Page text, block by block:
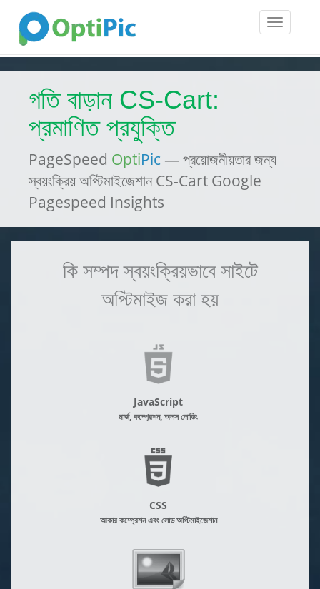
Toggle
গতি বাড়ান CS-Cart:
প্রমাণিত প্রযুক্তি
PageSpeed OptiPic — প্রয়োজনীয়তার জন্য
স্বয়ংক্রিয় অপ্টিমাইজেশান CS-Cart Google
Pagespeed Insights
কি সম্পদ স্বয়ংক্রিয়ভাবে সাইটে
অপ্টিমাইজ করা হয়
JavaScript
মার্জ, কম্প্রেশন, অলস লোডিং
CSS
আকার কম্প্রেশন এবং লোড অপ্টিমাইজেশান